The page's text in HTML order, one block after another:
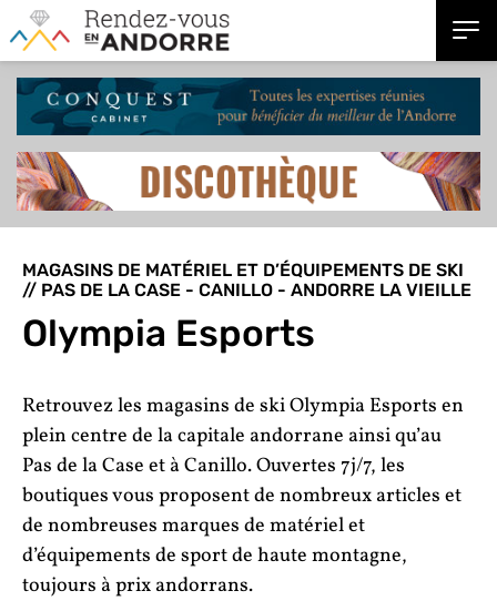
MAGASINS DE MATÉRIEL ET D’ÉQUIPEMENTS DE SKI
// PAS DE LA CASE - CANILLO - ANDORRE LA VIEILLE
Olympia Esports
Retrouvez les magasins de ski Olympia Esports en
plein centre de la capitale andorrane ainsi qu’au
Pas de la Case et à Canillo. Ouvertes 7j/7, les
boutiques vous proposent de nombreux articles et
de nombreuses marques de matériel et
d’équipements de sport de haute montagne,
toujours à prix andorrans.